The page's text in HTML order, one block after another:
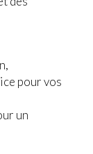
pour vos
un